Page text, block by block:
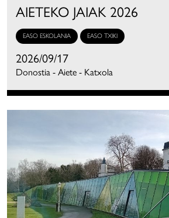
AIETEKO JAIAK 2026
EASO ESKOLANIA EASO TXIKI
2026/09/17
Donostia - Aiete - Katxola